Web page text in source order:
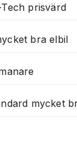
prisvärd
bra elbil
mycket